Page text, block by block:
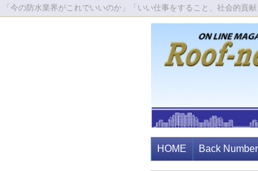
「今の防水業界がこれでいいのか」「いい仕事をすること、社会的
HOME Back